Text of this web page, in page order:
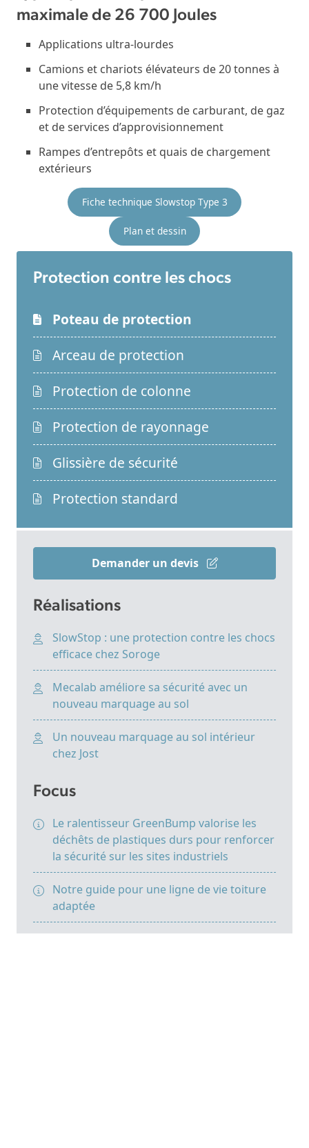
maximale de 26 700 Joules
Applications ultra-lourdes
Camions et chariots élévateurs de 20 tonnes à
une vitesse de 5,8 km/h
Protection d’équipements de carburant, de gaz
et de services d’approvisionnement
Rampes d’entrepôts et quais de chargement
extérieurs
Fiche technique Slowstop Type 3
Plan et dessin
Protection contre les chocs
Poteau de protection
Arceau de protection
Protection de colonne
Protection de rayonnage
Glissière de sécurité
Protection standard
Demander un devis
Réalisations
SlowStop : une protection contre les chocs
efficace chez Soroge
Mecalab améliore sa sécurité avec un
nouveau marquage au sol
Un nouveau marquage au sol intérieur
chez Jost
Focus
Le ralentisseur GreenBump valorise les
déchêts de plastiques durs pour renforcer
la sécurité sur les sites industriels
Notre guide pour une ligne de vie toiture
adaptée